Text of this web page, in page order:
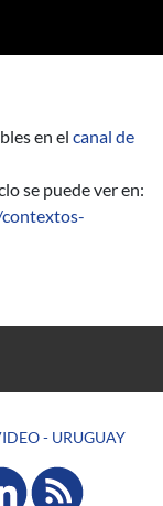
en el canal de
se puede ver en:
- URUGUAY